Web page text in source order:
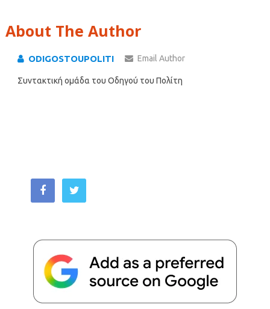
About The Author
ODIGOSTOUPOLITI Email Author
Συντακτική ομάδα του Οδηγού του Πολίτη